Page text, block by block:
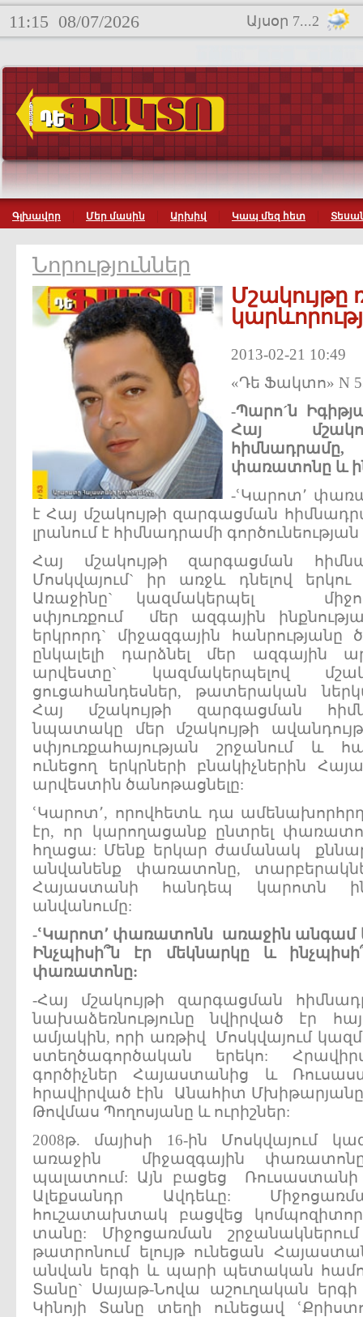
11:15 08/07/2026 Այսօր 7...2
Գլխավոր Մեր մասին Արխիվ Կապ մեզ հետ
Նորություններ
2013-02-21 10:49
«Դե Ֆակտո» N
-Պարո´ն
Հայ
փառատոնը և
-ՙԿարոտ՚
է Հայ մշակույթի զարգացման
լրանում է հիմնադրամի
Հայ մշակույթի զարգացման
Մոսկվայում` իր առջև դնելով
Առաջինը` կազմակերպել
սփյուռքում մեր ազգային
երկրորդ` միջազգային հանրությանը
ընկալելի դարձնել մեր ազգային
արվեստը` կազմակերպելով
ցուցահանդեսներ, թատերական
Հայ մշակույթի զարգացման
նպատակը մեր մշակույթի
սփյուռքահայության շրջանում և
ունեցող երկրների բնակիչներին
արվեստին ծանոթացնելը:
ՙԿարոտ՚, որովհետև դա
էր, որ կարողացանք ընտրել
հղացա: Մենք երկար ժամանակ
անվանենք փառատոնը,
Հայաստանի հանդեպ կարոտն
անվանումը:
-ՙԿարոտ՚ փառատոնն առաջին անգամ
Ինչպիսի՞ն
էր մեկնարկը և
փառատոնը:
-Հայ մշակույթի զարգացման
նախաձեռնությունը նվիրված էր
ամյակին, որի առթիվ Մոսկվայում
ստեղծագործական երեկո:
գործիչներ Հայաստանից և
հրավիրված էին Անահիտ
Թովմաս Պողոսյանը և ուրիշներ:
2008թ. մայիսի 16-ին Մոսկվայում
առաջին միջազգային
պալատում: Այն բացեց Ռուսաստանի
Ալեքսանդր Ավդեևը:
հուշատախտակ բացվեց
տանը: Միջոցառման
թատրոնում ելույթ ունեցան
անվան երգի և պարի պետական
Տանը` Սայաթ-Նովա աշուղական
Կինոյի Տանը տեղի ունեցավ